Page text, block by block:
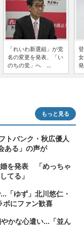
「れいわ新選組」が党
名の変更を発表、「い
のちの党」へ ...
もっと見る
トバンク・秋広優人
ある」の声が
を発表 「めっちゃ
てる」
「ゆず」北川悠仁・
にファン歓喜
かな心遣い...「並ん